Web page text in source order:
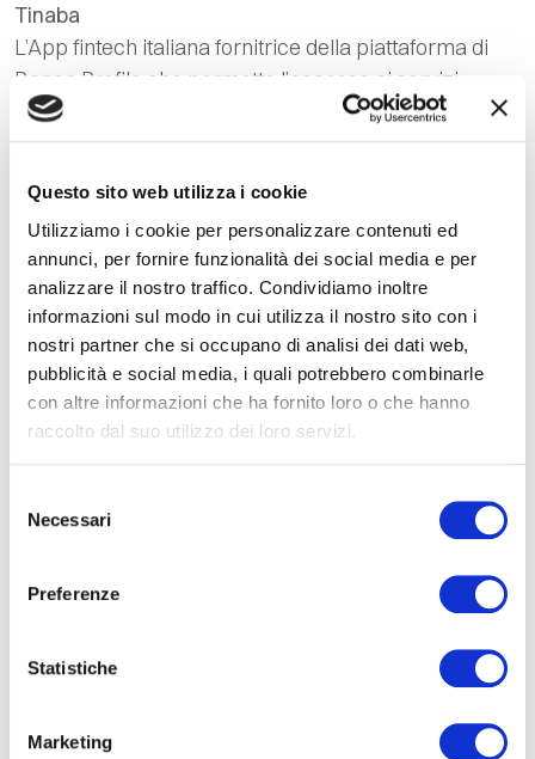
Questo sito web utilizza i cookie
Utilizziamo i cookie per personalizzare contenuti ed
annunci, per fornire funzionalità dei social media e per
analizzare il nostro traffico. Condividiamo inoltre
informazioni sul modo in cui utilizza il nostro sito con i
nostri partner che si occupano di analisi dei dati web,
pubblicità e social media, i quali potrebbero combinarle
con altre informazioni che ha fornito loro o che hanno
raccolto dal suo utilizzo dei loro servizi.
delNecessari
Preferenze
Statistiche
Marketing
Tinaba
L’App fintech italiana fornitrice della piattaforma di
Banca Profilo che permette l’accesso ai servizi
bancari tradizionali, di investimento con il
RoboAdvisor e di nuova generazione”.
Fintech leader in Europa nell’Intelligenza